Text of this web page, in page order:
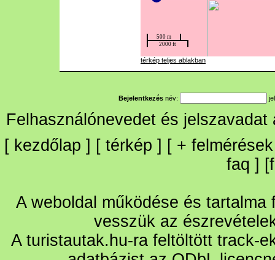
térkép teljes ablakban
Bejelentkezés név:
Felhasználónevedet és
[ kezdőlap ] [ térkép ] [ + felmérések
faq ] [
A weboldal működése és
vesszük az
A turistautak.hu-ra feltöltött track-